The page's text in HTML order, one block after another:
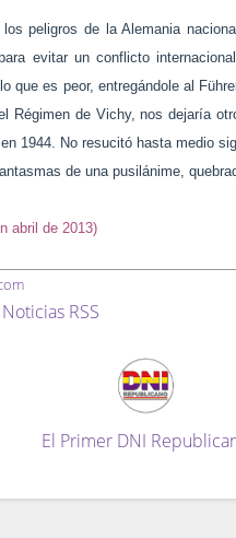
peligros de la Alemania
evitar un conflicto
que es peor, entregándole al
Régimen de Vichy, nos dejaría
1944. No resucitó hasta medio
de una pusilánime,
abril de 2013)
RSS
El Primer DNI